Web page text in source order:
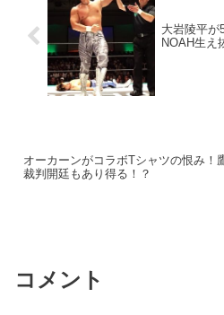
大岩陵平が
NOAH生え
オーカーンがコラボTシャツの恨み！
裁判開廷もあり得る！？
コメント